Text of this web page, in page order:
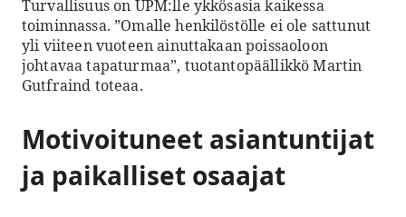
Turvallisuus on UPM:lle ykkösasia kaikessa
toiminnassa. ”Omalle henkilöstölle ei ole sattunut
yli viiteen vuoteen ainuttakaan poissaoloon
johtavaa tapaturmaa”, tuotantopäällikkö Martin
Gutfraind toteaa.
Motivoituneet asiantuntijat
ja paikalliset osaajat